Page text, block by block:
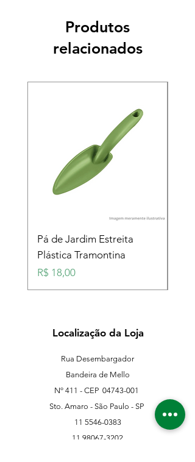
Produtos
relacionados
Pá de Jardim Estreita
Plástica Tramontina
Preço
R$ 18,00
Localização da Loja
Rua Desembargador
Bandeira de Mello
Nº 411 - CEP 04743-001
Sto. Amaro - São Paulo - SP
11 5546-0383
11 98067-3202